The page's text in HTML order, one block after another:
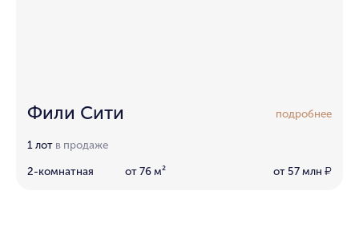
Фили Сити подробнее
1 лот в продаже
2-комнатная от 76 м² от 57 млн ₽